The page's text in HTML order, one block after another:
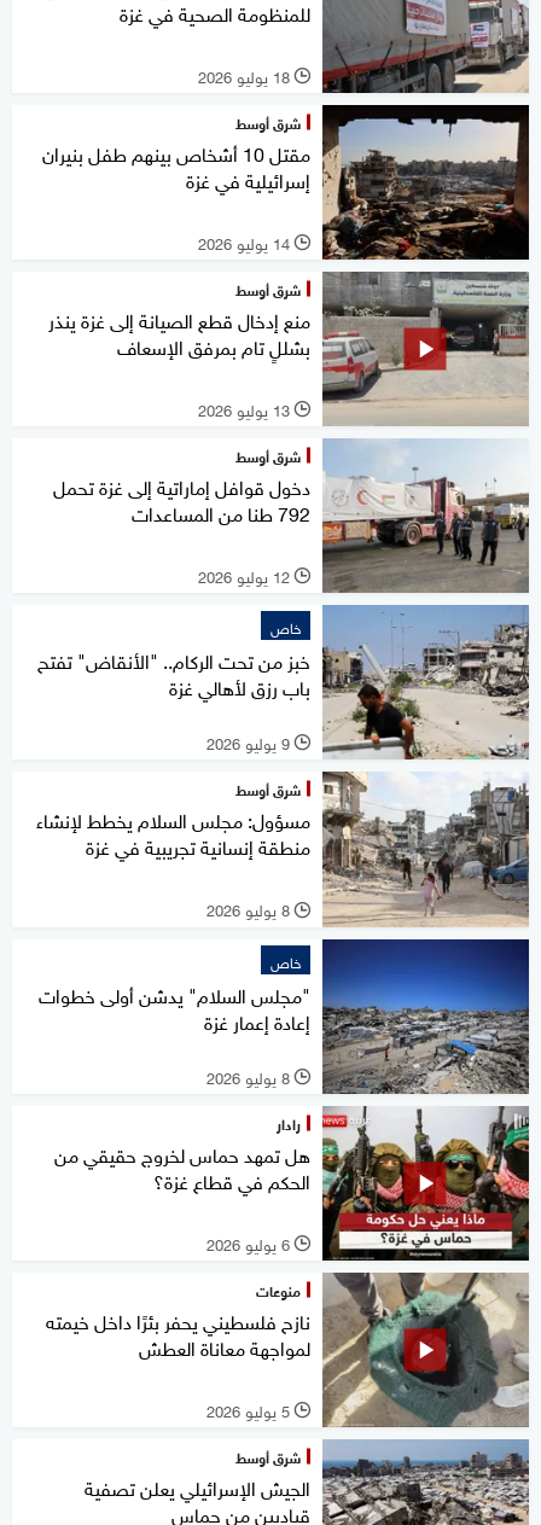
للمنظومة الصحية في غزة
l 18 يوليو 2026
شرق أوسط
مقتل 10 أشخاص بينهم طفل بنيران
إسرائيلية في غزة
l 14 يوليو 2026
شرق أوسط
منع إدخال قطع الصيانة إلى غزة ينذر
بشللٍ تام بمرفق الإسعاف
l 13 يوليو 2026
شرق أوسط
دخول قوافل إماراتية إلى غزة تحمل
792 طنا من المساعدات
l 12 يوليو 2026
خاص
خبز من تحت الركام.. "الأنقاض" تفتح
باب رزق لأهالي غزة
l 9 يوليو 2026
شرق أوسط
مسؤول: مجلس السلام يخطط لإنشاء
منطقة إنسانية تجريبية في غزة
l 8 يوليو 2026
خاص
"مجلس السلام" يدشن أولى خطوات
إعادة إعمار غزة
l 8 يوليو 2026
رادار
هل تمهد حماس لخروج حقيقي من
الحكم في قطاع غزة؟
l 6 يوليو 2026
منوعات
نازح فلسطيني يحفر بئرًا داخل خيمته
لمواجهة معاناة العطش
l 5 يوليو 2026
شرق أوسط
الجيش الإسرائيلي يعلن تصفية
قياديين من حماس